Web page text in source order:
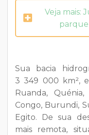
Veja mais:
parque
Sua bacia
3 349 000 km²,
Ruanda,
Congo, Burundi,
Egito. De sua
mais remota,